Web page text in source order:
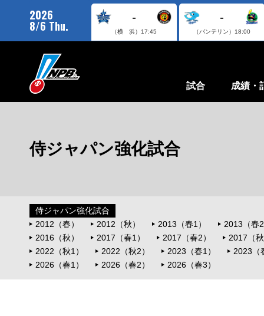
2026
8/6 Thu.
-
（横 浜） 17:45
-
（バンテリン） 18:00
試合 成績・
侍ジャパン強化試合
侍ジャパン強化試合
2012（春）
2012（秋） 2013（春1）
2013（春
2016（秋）
2017（春1） 2017（春2）
2017（
2022（秋1）
2022（秋2） 2023（春1）
2023（
2026（春1）
2026（春2） 2026（春3）